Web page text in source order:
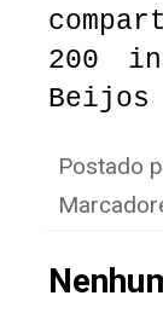
200
Beijos
Postado